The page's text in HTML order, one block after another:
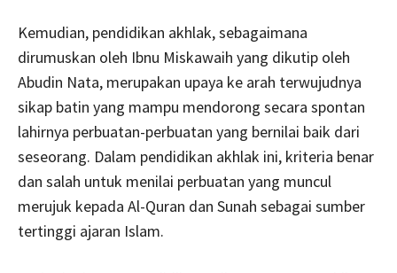
Kemudian, pendidikan akhlak, sebagaimana
dirumuskan oleh Ibnu Miskawaih yang dikutip oleh
Abudin Nata, merupakan upaya ke arah terwujudnya
sikap batin yang mampu mendorong secara spontan
lahirnya perbuatan-perbuatan yang bernilai baik dari
seseorang. Dalam pendidikan akhlak ini, kriteria benar
dan salah untuk menilai perbuatan yang muncul
merujuk kepada Al-Quran dan Sunah sebagai sumber
tertinggi ajaran Islam.